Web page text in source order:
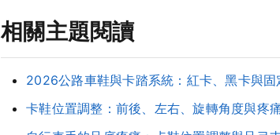
相關主題閱讀
2026公路車鞋與卡踏系統：紅卡、黑卡與固
卡鞋位置調整：前後、左右、旋轉角度與疼